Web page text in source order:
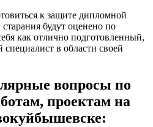
к защите дипломной
будут оценено по
как отлично подготовленный,
в области своей
вопросы по
проектам на